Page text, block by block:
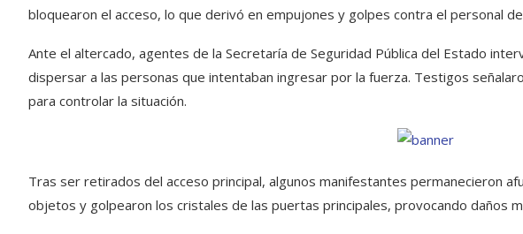
bloquearon el acceso, lo que derivó en empujones y golpes contra el personal
Ante el altercado, agentes de la Secretaría de Seguridad Pública del Estado
dispersar a las personas que intentaban ingresar por la fuerza. Testigos
para controlar la situación.
Tras ser retirados del acceso principal, algunos manifestantes permanecieron
objetos y golpearon los cristales de las puertas principales, provocando daños